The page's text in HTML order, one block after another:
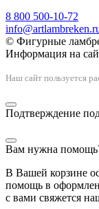
8 800 500-10-72
© Фигурные
Информация на
Наш сайт пользуется
Подтверждение
Вам нужна
В Вашей корзине
помощь в
с вами свяжется